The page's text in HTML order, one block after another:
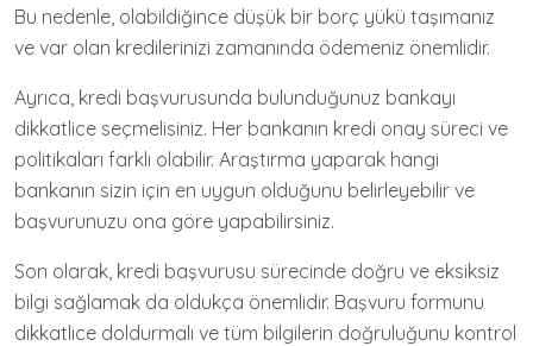
Bu nedenle, olabildiğince düşük bir borç yükü taşımanız
ve var olan kredilerinizi zamanında ödemeniz önemlidir.
Ayrıca, kredi başvurusunda bulunduğunuz bankayı
dikkatlice seçmelisiniz. Her bankanın kredi onay süreci ve
politikaları farklı olabilir. Araştırma yaparak hangi
bankanın sizin için en uygun olduğunu belirleyebilir ve
başvurunuzu ona göre yapabilirsiniz.
Son olarak, kredi başvurusu sürecinde doğru ve eksiksiz
bilgi sağlamak da oldukça önemlidir. Başvuru formunu
dikkatlice doldurmalı ve tüm bilgilerin doğruluğunu kontrol